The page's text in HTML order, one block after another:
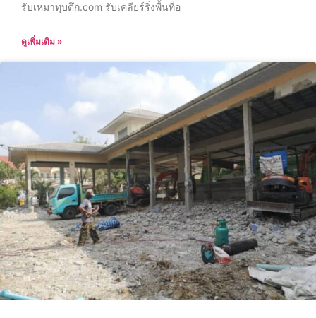
รับเหมาทุบตึก.com รับเคลียร์ริ่งพื้นที่อ
ดูเพิ่มเติม »